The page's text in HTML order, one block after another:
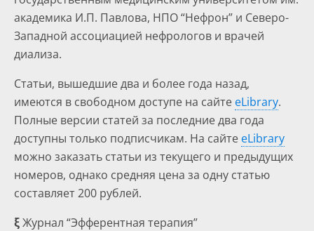
академика И.П. Павлова, НПО “Нефрон” и Северо-
Западной ассоциацией нефрологов и врачей
диализа.
Статьи, вышедшие два и более года назад,
имеются в свободном доступе на сайте eLibrary.
Полные версии статей за последние два года
доступны только подписчикам. На сайте eLibrary
можно заказать статьи из текущего и предыдущих
номеров, однако средняя цена за одну статью
составляет 200 рублей.
ξЖурнал “Эфферентная терапия”